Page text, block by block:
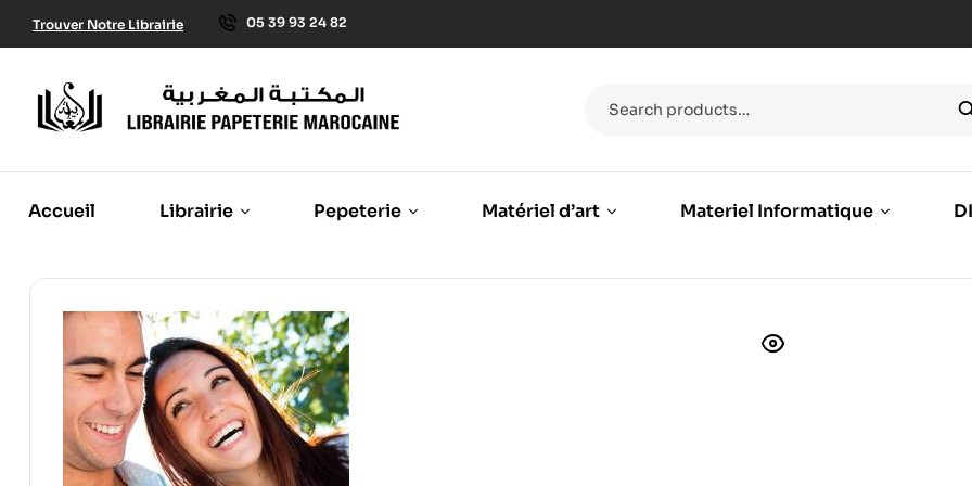
Trouver Notre Librairie 05 39 93 24 82
Accueil Librairie Pepeterie Matériel d’art Materiel Informatique